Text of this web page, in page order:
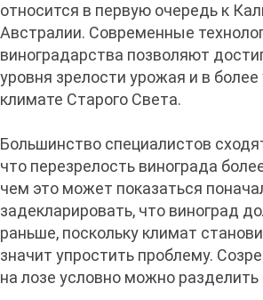
относится в первую очередь к
Австралии. Современные
виноградарства позволяют
уровня зрелости урожая и в
климате Старого Света.
Большинство специалистов
что перезрелость винограда
чем это может показаться
задекларировать, что виноград
раньше, поскольку климат
значит упростить проблему.
на лозе условно можно разделить